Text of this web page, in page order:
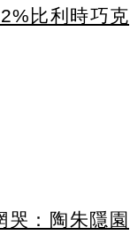
比利時巧克
哭：陶朱隱園